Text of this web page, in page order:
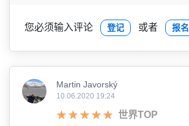
您必须输入评论 登记 或者 报名
Martin Javorský
10.06.2020 19:24
世界TOP